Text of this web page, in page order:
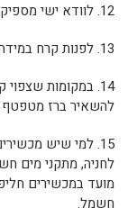
12. לוודא ישי
13. לפנות קרח
14.
להשאיר ברז
15. למי שיש
לחניה, מתקני מים
מועד במכשירים
חשמל.